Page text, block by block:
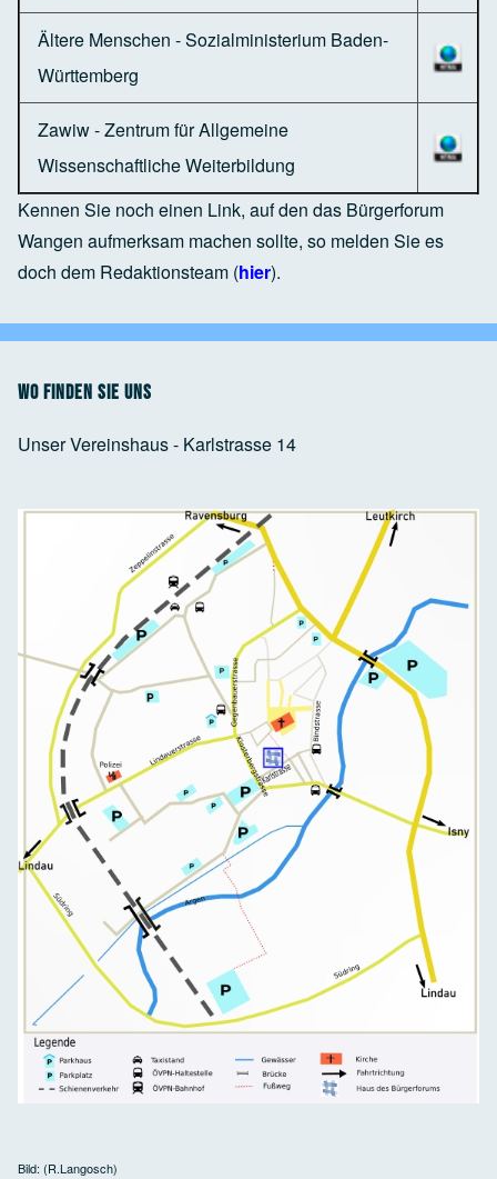
Ältere Menschen - Sozialministerium Baden-
Württemberg
Zawiw - Zentrum für Allgemeine
Wissenschaftliche Weiterbildung
Kennen Sie noch einen Link, auf den das Bürgerforum
Wangen aufmerksam machen sollte, so melden Sie es
doch dem Redaktionsteam (hier).
Wo finden Sie uns
Unser Vereinshaus - Karlstrasse 14
Bild: (R.Langosch)